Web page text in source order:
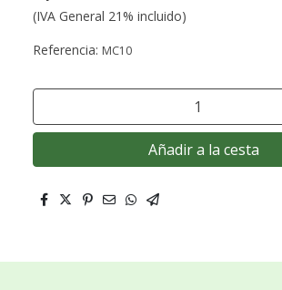
(IVA General 21% incluido)
Referencia: MC10
Añadir a la cesta